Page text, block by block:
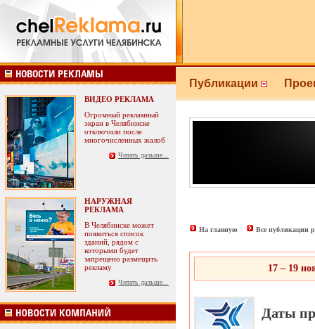
ВИДЕО РЕКЛАМА
Огромный рекламный
экран в Челябинске
отключили после
многочисленных жалоб
Читать дальше...
НАРУЖНАЯ
РЕКЛАМА
В Челябинске может
появиться список
зданий, рядом с
которыми будет
запрещено размещать
рекламу
Читать дальше...
Публикации
На главную Все публикации
17 – 19
Даты